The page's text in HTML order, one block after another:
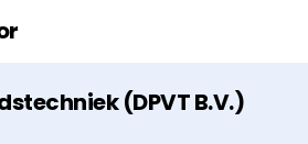
(DPVT B.V.)